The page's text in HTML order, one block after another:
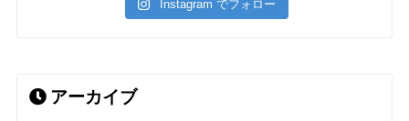
Instagram でフォロー
アーカイブ